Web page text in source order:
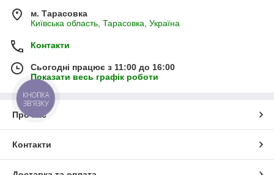
м. Тарасовка
Київська область, Тарасовка, Україна
Контакти
Сьогодні працює з 11:00 до 16:00
Показати весь графік роботи
Про нас
Контакти
КНОПКА
ЗВ'ЯЗКУ